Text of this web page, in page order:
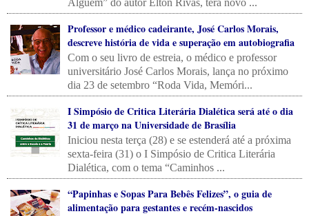
Alguém” do autor Elton Rivas, terá novo ...
Professor e médico cadeirante, José Carlos Morais,
descreve história de vida e superação em autobiografia
Com o seu livro de estreia, o médico e professor
universitário José Carlos Morais, lança no próximo
dia 23 de setembro “Roda Vida, Memóri...
I Simpósio de Critica Literária Dialética será até o dia
31 de março na Universidade de Brasília
Iniciou nesta terça (28) e se estenderá até a próxima
sexta-feira (31) o I Simpósio de Critica Literária
Dialética, com o tema “Caminhos ...
“Papinhas e Sopas Para Bebês Felizes”, o guia de
alimentação para gestantes e recém-nascidos